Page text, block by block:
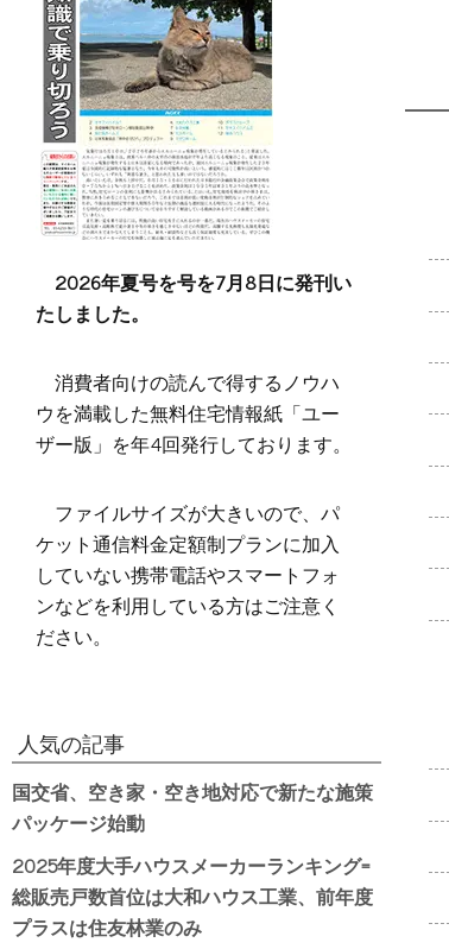
2026年夏号を号を7月8日に発刊い
たしました。
消費者向けの読んで得するノウハ
ウを満載した無料住宅情報紙「ユー
ザー版」を年4回発行しております。
ファイルサイズが大きいので、パ
ケット通信料金定額制プランに加入
していない携帯電話やスマートフォ
ンなどを利用している方はご注意く
ださい。
人気の記事
国交省、空き家・空き地対応で新たな施策
パッケージ始動
2025年度大手ハウスメーカーランキング=
総販売戸数首位は大和ハウス工業、前年度
プラスは住友林業のみ